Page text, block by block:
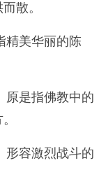
散。
美华丽的陈
是指佛教中的
容激烈战斗的